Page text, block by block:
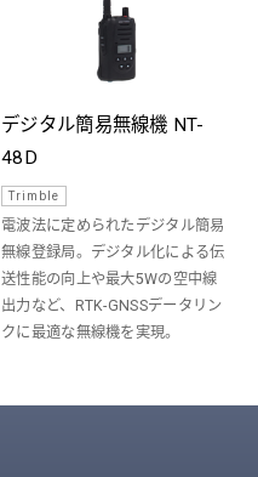
デジタル簡易無線機 NT-
48D
Trimble
電波法に定められたデジタル簡易
無線登録局。デジタル化による伝
送性能の向上や最大5Wの空中線
出力など、RTK-GNSSデータリン
クに最適な無線機を実現。